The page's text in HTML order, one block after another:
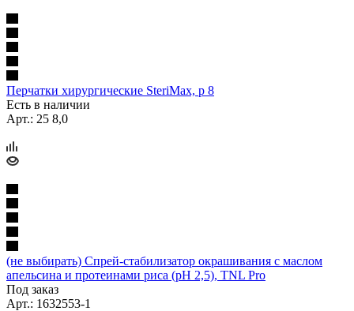
Перчатки хирургические SteriMax, р 8
Есть в наличии
Арт.: 25 8,0
(не выбирать) Спрей-стабилизатор окрашивания с маслом
апельсина и протеинами риса (рН 2,5), TNL Pro
Под заказ
Арт.: 1632553-1